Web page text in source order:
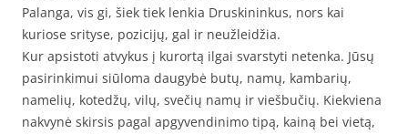
Palanga, vis gi, šiek tiek lenkia Druskininkus, nors kai
kuriose srityse, pozicijų, gal ir neužleidžia.
Kur apsistoti atvykus į kurortą ilgai svarstyti netenka. Jūsų
pasirinkimui siūloma daugybė butų, namų, kambarių,
namelių, kotedžų, vilų, svečių namų ir viešbučių. Kiekviena
nakvynė skirsis pagal apgyvendinimo tipą, kainą bei vietą,